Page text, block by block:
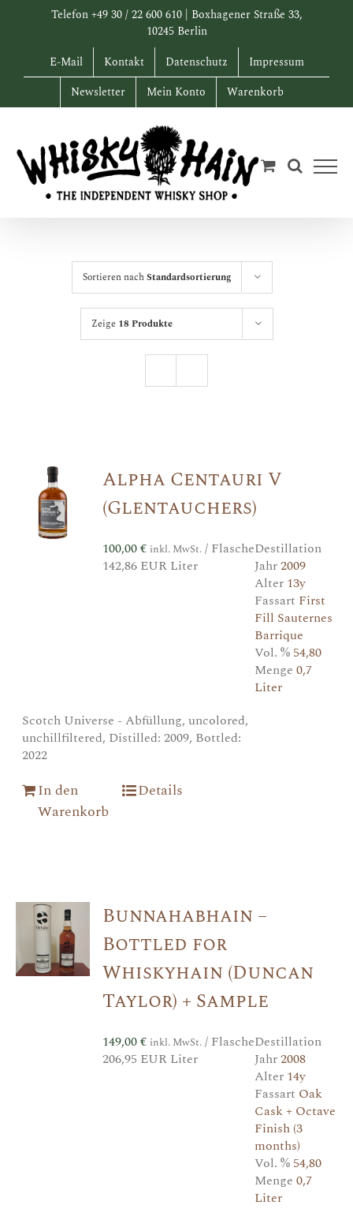
Telefon +49 30 / 22 600 610 | Boxhagener Straße 33,
10245 Berlin
E-Mail
Kontakt Datenschutz
Impressum
Newsletter
Mein Konto Warenkorb
Sortieren nachStandardsortierung
Zeige 18 Produkte
Alpha Centauri V
(Glentauchers)
100,00€ inkl. MwSt. / Flasche
142,86 EUR Liter
Destillation
Jahr2009
Alter 13y
Fassart First
Fill Sauternes
Barrique
Vol. % 54,80
Menge0,7
Liter
Scotch Universe - Abfüllung, uncolored,
unchillfiltered, Distilled: 2009, Bottled:
2022
In den
Warenkorb
Details
Bunnahabhain –
Bottled for
Whiskyhain (Duncan
Taylor) + Sample
149,00€ inkl. MwSt. / Flasche
206,95 EUR Liter
Destillation
Jahr2008
Alter 14y
Fassart Oak
Cask + Octave
Finish (3
months)
Vol. % 54,80
Menge0,7
Liter